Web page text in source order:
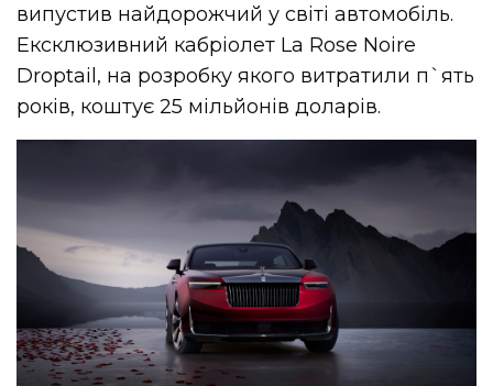
випустив найдорожчий у світі автомобіль.
Ексклюзивний кабріолет La Rose Noire
Droptail, на розробку якого витратили п`ять
років, коштує 25 мільйонів доларів.